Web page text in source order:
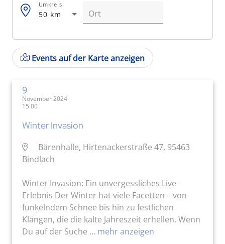
50 km
Umkreis
Events auf der Karte anzeigen
9
November 2024
15:00
Winter Invasion
Bärenhalle, Hirtenackerstraße 47, 95463
Bindlach
Winter Invasion: Ein unvergessliches Live-
Erlebnis Der Winter hat viele Facetten – von
funkelndem Schnee bis hin zu festlichen
Klängen, die die kalte Jahreszeit erhellen. Wenn
Du auf der Suche ... mehr anzeigen